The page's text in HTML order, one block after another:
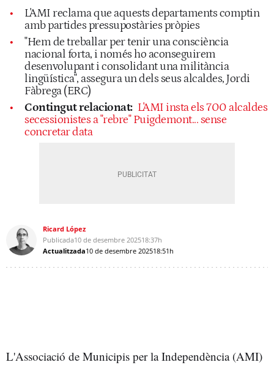
L'AMI reclama que aquests departaments comptin
amb partides pressupostàries pròpies
"Hem de treballar per tenir una consciència
nacional forta, i només ho aconseguirem
desenvolupant i consolidant una militància
lingüística", assegura un dels seus alcaldes, Jordi
Fàbrega (ERC)
Contingut relacionat: L'AMI insta els 700 alcaldes
secessionistes a "rebre" Puigdemont... sense
concretar data
Ricard López
Publicada10 de desembre 202518:37h
Actualitzada10 de desembre 202518:51h
L'Associació de Municipis per la Independència (AMI)